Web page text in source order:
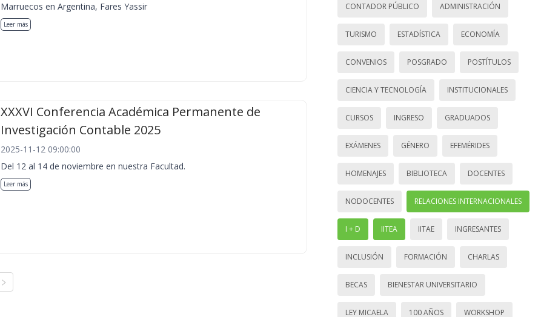
Marruecos en Argentina, Fares Yassir
Leer más
XXXVI Conferencia Académica Permanente de
Investigación Contable 2025
2025-11-12 09:00:00
Del 12 al 14 de noviembre en nuestra Facultad.
Leer más
CONTADOR PÚBLICO ADMINISTRACIÓN
TURISMO ESTADÍSTICA ECONOMÍA
CONVENIOS POSGRADO POSTÍTULOS
CIENCIA Y TECNOLOGÍA INSTITUCIONALES
CURSOS INGRESO GRADUADOS
EXÁMENES GÉNERO EFEMÉRIDES
HOMENAJES BIBLIOTECA DOCENTES
NODOCENTES RELACIONES INTERNACIONALES
I + D IITEA IITAE INGRESANTES
INCLUSIÓN FORMACIÓN CHARLAS
BECAS BIENESTAR UNIVERSITARIO
LEY MICAELA 100 AÑOS WORKSHOP